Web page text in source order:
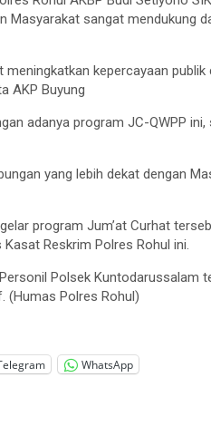
Masyarakat sangat mendukung
meningkatkan kepercayaan
AKP Buyung
adanya program JC-QWPP
yang lebih dekat dengan
program Jum’at Curhat
Kasat Reskrim Polres Rohul ini.
Polsek
(Humas Polres Rohul)
WhatsApp